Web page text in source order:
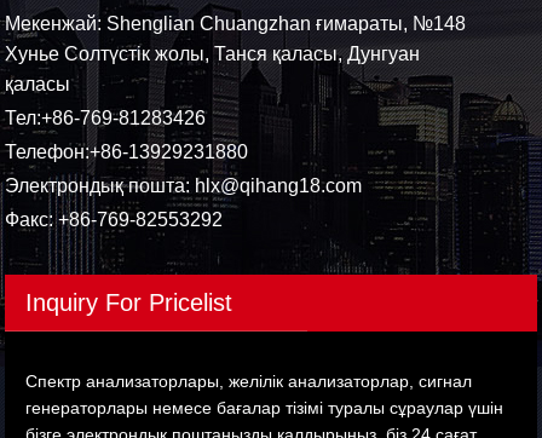
Мекенжай: Shenglian Chuangzhan ғимараты, №148
Хунье Солтүстік жолы, Танся қаласы, Дунгуан
қаласы
Тел:+86-769-81283426
Телефон:+86-13929231880
Электрондық пошта: hlx@qihang18.com
Факс: +86-769-82553292
Inquiry For Pricelist
Спектр анализаторлары, желілік анализаторлар, сигнал
генераторлары немесе бағалар тізімі туралы сұраулар үшін